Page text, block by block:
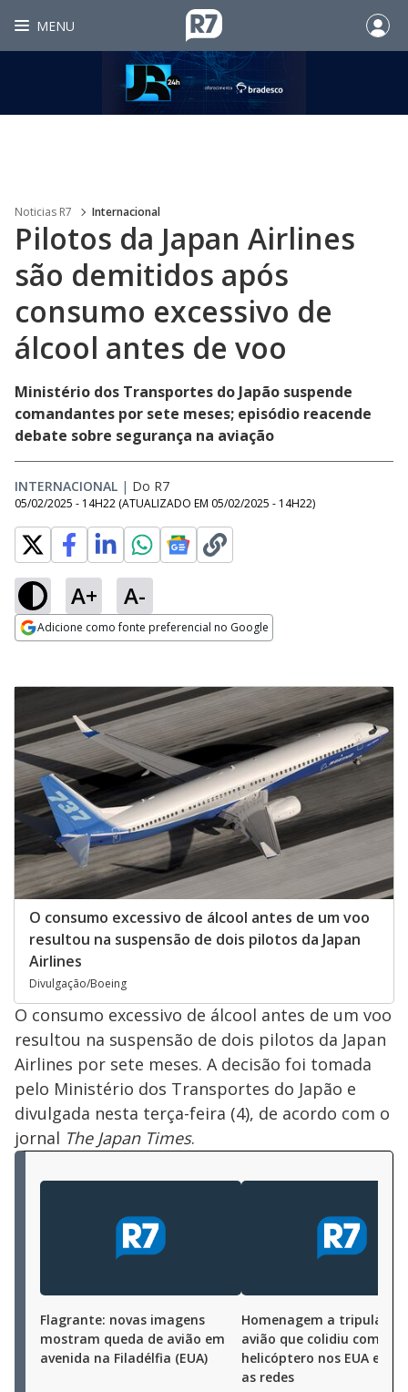
MENU
Noticias R7 Internacional
Pilotos da Japan Airlines
são demitidos após
consumo excessivo de
álcool antes de voo
Ministério dos Transportes do Japão suspende
comandantes por sete meses; episódio reacende
debate sobre segurança na aviação
INTERNACIONAL | Do R7
05/02/2025 - 14H22 (ATUALIZADO EM 05/02/2025 - 14H22)
A+ A-
Adicione como fonte preferencial no Google
O consumo excessivo de álcool antes de um voo
resultou na suspensão de dois pilotos da Japan
Airlines
Divulgação/Boeing
O consumo excessivo de álcool antes de um voo
resultou na suspensão de dois pilotos da Japan
Airlines por sete meses. A decisão foi tomada
pelo Ministério dos Transportes do Japão e
divulgada nesta terça-feira (4), de acordo com o
jornal The Japan Times.
Flagrante: novas imagens
mostram queda de avião em
avenida na Filadélfia (EUA)
Homenagem a tripulação
avião que colidiu com
helicóptero nos EUA
as redes